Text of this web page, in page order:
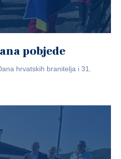
pobjede
hrvatskih branitelja i 31.